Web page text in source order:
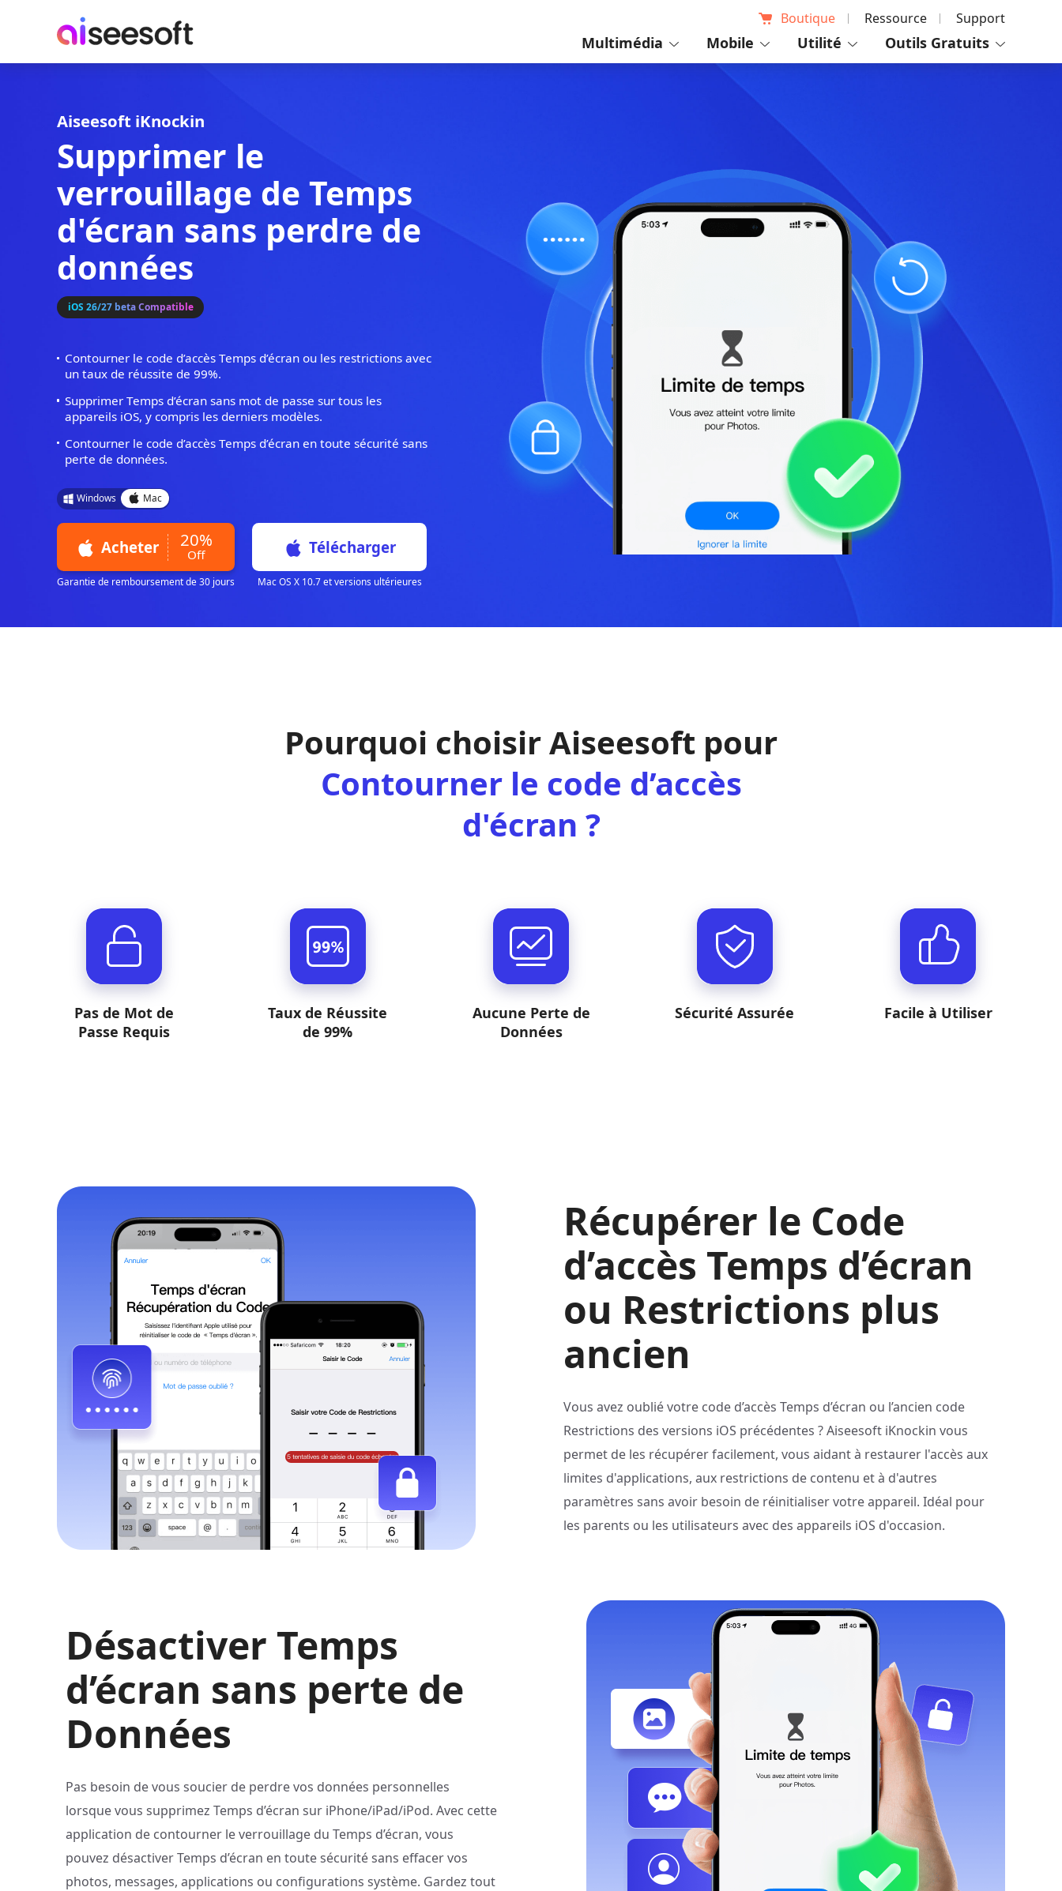
Boutique Ressource Support
Multimédia Mobile Utilité Outils Gratuits
Aiseesoft iKnockin
Supprimer le
verrouillage de Temps
d'écran sans perdre de
données
iOS 26/27 beta Compatible
Contourner le code d’accès Temps d’écran ou les restrictions avec
un taux de réussite de 99%.
appareils iOS, y compris les derniers modèles.
Contourner le code d’accès Temps d’écran en toute sécurité sans
perte de données.
Windows Mac
20%
Pourquoi choisir Aiseesoft pour
Contourner le code d’accès
d'écran ?
Pas de Mot de
Passe Requis
Taux de Réussite
de 99%
Aucune Perte de
Données
Sécurité Assurée Facile à Utiliser
Récupérer le Code
d’accès Temps d’écran
ou Restrictions plus
ancien
Vous avez oublié votre code d’accès Temps d’écran ou l’ancien code
Restrictions des versions iOS précédentes ? Aiseesoft iKnockin vous
permet de les récupérer facilement, vous aidant à restaurer l'accès aux
limites d'applications, aux restrictions de contenu et à d'autres
paramètres sans avoir besoin de réinitialiser votre appareil. Idéal pour
les parents ou les utilisateurs avec des appareils iOS d'occasion.
Désactiver Temps
d’écran sans perte de
Données
Pas besoin de vous soucier de perdre vos données personnelles
lorsque vous supprimez Temps d’écran sur iPhone/iPad/iPod. Avec cette
application de contourner le verrouillage du Temps d’écran, vous
pouvez désactiver Temps d’écran en toute sécurité sans effacer vos
photos, messages, applications ou configurations système. Gardez tout